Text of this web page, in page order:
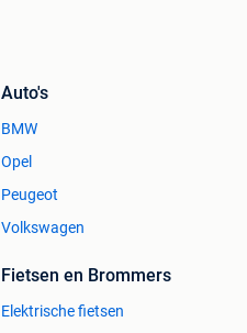
Auto's
BMW
Opel
Peugeot
Volkswagen
Fietsen en Brommers
Elektrische fietsen